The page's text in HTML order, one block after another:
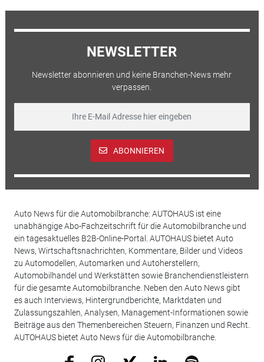
NEWSLETTER
Newsletter abonnieren und keine Branchen-News mehr
verpassen.
ABONNIEREN
Auto News für die Automobilbranche: AUTOHAUS ist eine
unabhängige Abo-Fachzeitschrift für die Automobilbranche und
ein tagesaktuelles B2B-Online-Portal. AUTOHAUS bietet Auto
News, Wirtschaftsnachrichten, Kommentare, Bilder und Videos
zu Automodellen, Automarken und Autoherstellern,
Automobilhandel und Werkstätten sowie Branchendienstleistern
für die gesamte Automobilbranche. Neben den Auto News gibt
es auch Interviews, Hintergrundberichte, Marktdaten und
Zulassungszahlen, Analysen, Management-Informationen sowie
Beiträge aus den Themenbereichen Steuern, Finanzen und Recht.
AUTOHAUS bietet Auto News für die Automobilbranche.